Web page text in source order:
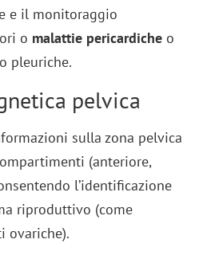
e il monitoraggio
o malattie pericardiche o
pleuriche.
pelvica
sulla zona pelvica
(anteriore,
l’identificazione
riproduttivo (come
ovariche).